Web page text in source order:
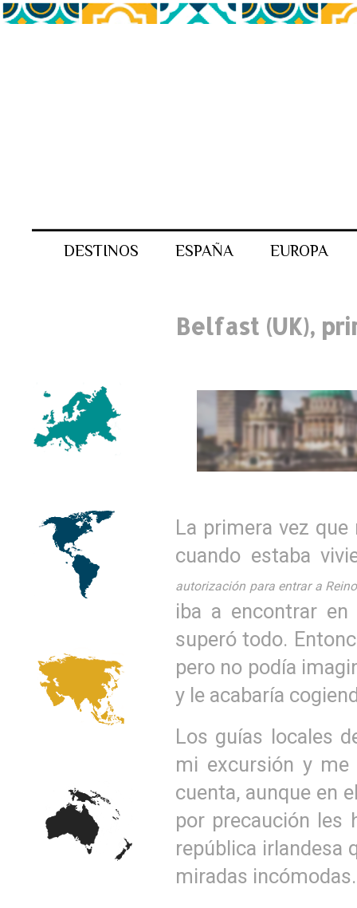
DESTINOS ESPAÑA EUROPA
Belfast (UK),
La primera vez
cuando estaba
autorización para entrar a
iba a encontrar
superó todo.
pero no podía
y le acabaría
Los guías locales
mi excursión y
cuenta, aunque en
por precaución les
república irlandesa
miradas incómodas.